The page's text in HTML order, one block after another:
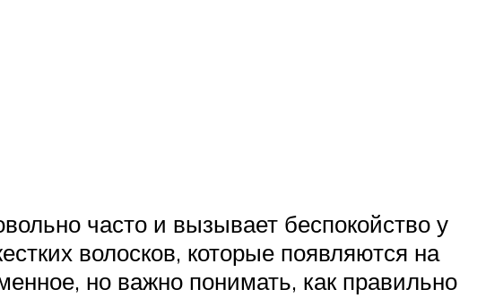
часто и вызывает беспокойство у
волосков, которые появляются на
но важно понимать, как правильно